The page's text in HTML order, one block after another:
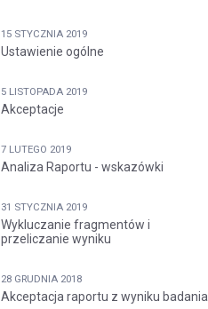
15 STYCZNIA 2019
Ustawienie ogólne
5 LISTOPADA 2019
Akceptacje
7 LUTEGO 2019
Analiza Raportu - wskazówki
31 STYCZNIA 2019
Wykluczanie fragmentów i
przeliczanie wyniku
28 GRUDNIA 2018
Akceptacja raportu z wyniku badania